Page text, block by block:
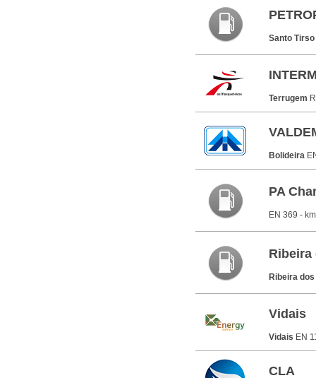
Santo Tirso
Terrugem
Bolideira
PA
EN 369 -
Ribeira
Ribeira
Vidais
Vidais EN
CLA